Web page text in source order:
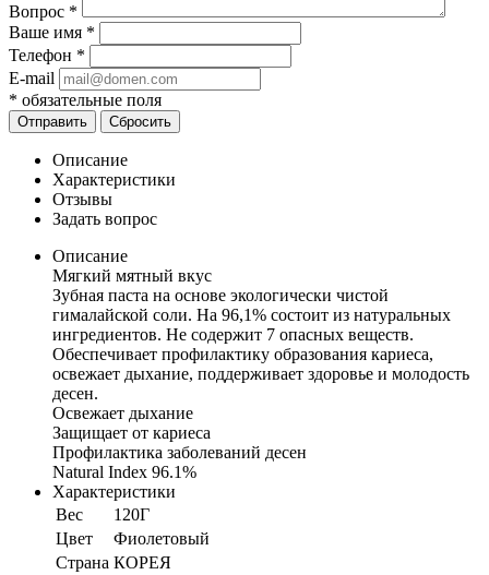
Вопрос *
Ваше имя *
Телефон *
E-mail
* обязательные поля
Отправить Сбросить
Описание
Характеристики
Отзывы
Задать вопрос
Описание
Мягкий мятный вкус
Зубная паста на основе экологически чистой
гималайской соли. На 96,1% состоит из натуральных
ингредиентов. Не содержит 7 опасных веществ.
Обеспечивает профилактику образования кариеса,
освежает дыхание, поддерживает здоровье и молодость
десен.
Освежает дыхание
Защищает от кариеса
Профилактика заболеваний десен
Natural Index 96.1%
Характеристики
Вес
120Г
Цвет
Фиолетовый
Cтрана КОРЕЯ